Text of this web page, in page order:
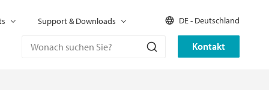
Kontakt
Support & Downloads DE - Deutschland